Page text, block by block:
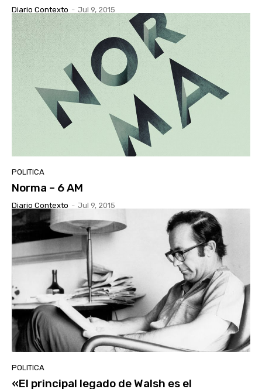
Diario Contexto - Jul 9, 2015
POLITICA
Norma – 6 AM
Diario Contexto - Jul 9, 2015
POLITICA
«El principal legado de Walsh es el